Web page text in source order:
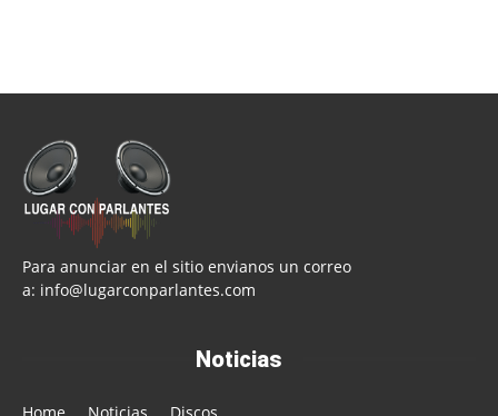
Para anunciar en el sitio envianos un correo
a: info@lugarconparlantes.com
Noticias
Home Noticias Discos